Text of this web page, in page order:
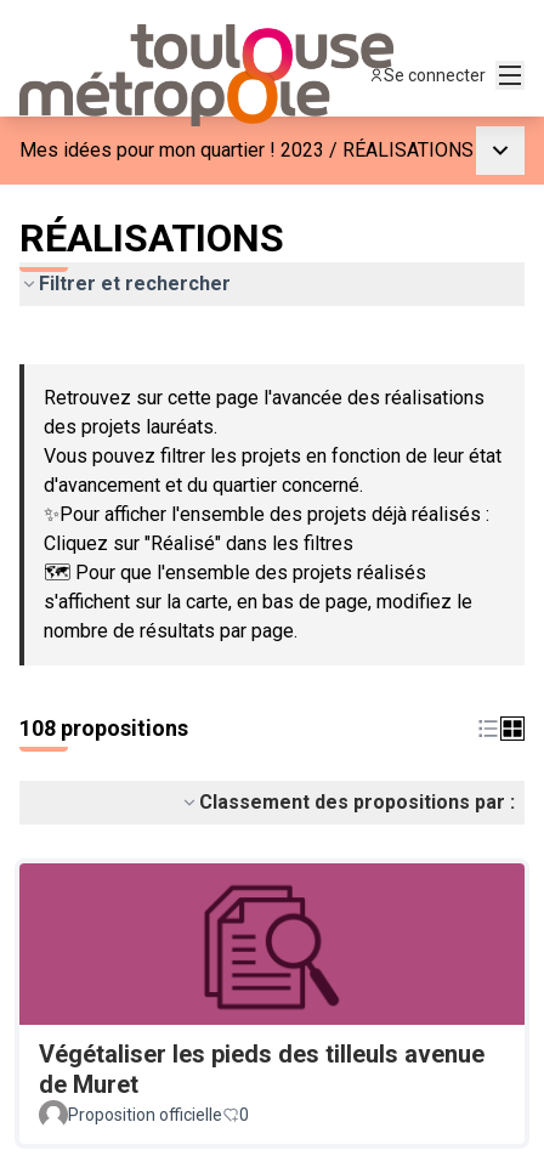
Se connecter
Mes idées pour mon quartier ! 2023 / RÉALISATIONS
RÉALISATIONS
Filtrer et rechercher
−
Retrouvez sur cette page l'avancée des réalisations
des projets lauréats.
Vous pouvez filtrer les projets en fonction de leur état
d'avancement et du quartier concerné.
✨Pour afficher l'ensemble des projets déjà réalisés :
Cliquez sur "Réalisé" dans les filtres
🗺️ Pour que l'ensemble des projets réalisés
s'affichent sur la carte, en bas de page, modifiez le
nombre de résultats par page.
108 propositions
Classement des propositions par :
Végétaliser les pieds des tilleuls avenue
de Muret
Proposition officielle 0